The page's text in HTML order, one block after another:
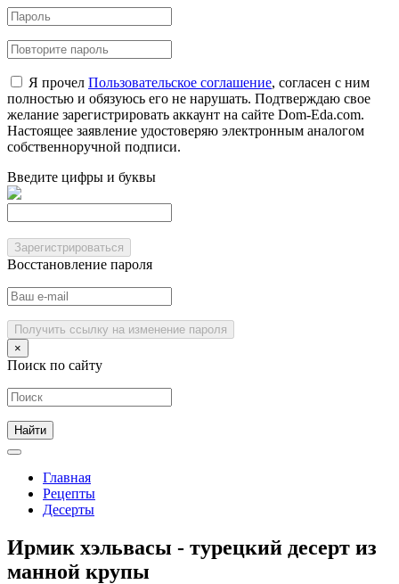
Я прочел Пользовательское соглашение, согласен с ним
полностью и обязуюсь его не нарушать. Подтверждаю свое
желание зарегистрировать аккаунт на сайте Dom-Eda.com.
Настоящее заявление удостоверяю электронным аналогом
собственноручной подписи.
Введите цифры и буквы
Зарегистрироваться
Восстановление пароля
Получить ссылку на изменение пароля
×
Поиск по сайту
Главная
Рецепты
Десерты
Ирмик хэльвасы - турецкий десерт из
манной крупы